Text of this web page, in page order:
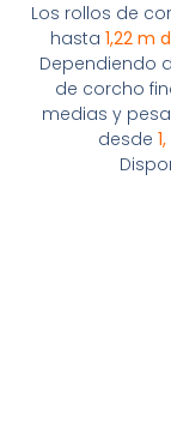
Los rollos de
hasta 1,22 m
Dependiendo
de corcho
medias y
desde